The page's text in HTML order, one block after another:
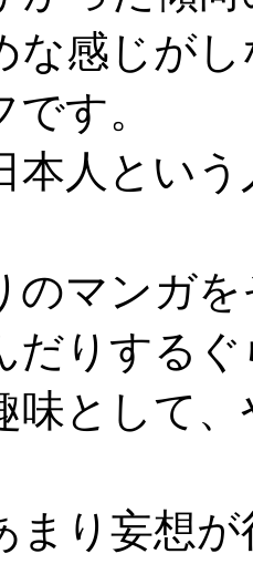
な感じが
す。
本人とい
のマンガ
だりする
味として
まり妄想